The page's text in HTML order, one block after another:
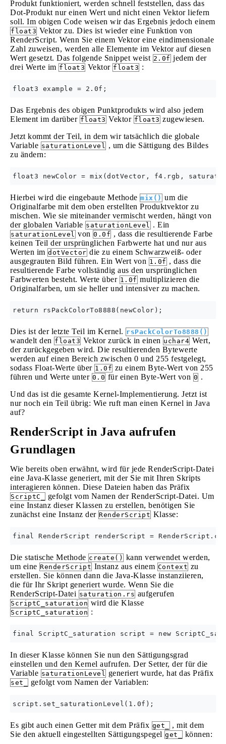
Produkt funktioniert, werden schnell feststellen, dass das
Dot-Produkt nur einen Wert und nicht einen Vektor liefern
soll. Im obigen Code weisen wir das Ergebnis jedoch einem
float3 Vektor zu. Dies ist wieder eine Funktion von
RenderScript. Wenn Sie einem Vektor eine eindimensionale
Zahl zuweisen, werden alle Elemente im Vektor auf diesen
Wert gesetzt. Das folgende Snippet weist 2.0f jedem der
drei Werte im float3 Vektor float3 :
Das Ergebnis des obigen Punktprodukts wird also jedem
Element im darüber float3 Vektor float3 zugewiesen.
Jetzt kommt der Teil, in dem wir tatsächlich die globale
Variable saturationLevel , um die Sättigung des Bildes
zu ändern:
Hierbei wird die eingebaute Methode mix() um die
Originalfarbe mit dem oben erstellten Produktvektor zu
mischen. Wie sie miteinander vermischt werden, hängt von
der globalen Variable saturationLevel . Ein
saturationLevel von 0.0f , dass die resultierende Farbe
keinen Teil der ursprünglichen Farbwerte hat und nur aus
Werten im dotVector die zu einem Schwarzweiß- oder
ausgegrauten Bild führen. Ein Wert von 1.0f , dass die
resultierende Farbe vollständig aus den ursprünglichen
Farbwerten besteht. Werte über 1.0f multiplizieren die
Originalfarben, um sie heller und intensiver zu machen.
Dies ist der letzte Teil im Kernel. rsPackColorTo8888()
wandelt den float3 Vektor zurück in einen uchar4 Wert,
der zurückgegeben wird. Die resultierenden Bytewerte
werden auf einen Bereich zwischen 0 und 255 festgelegt,
sodass Float-Werte über 1.0f zu einem Byte-Wert von 255
führen und Werte unter 0.0 für einen Byte-Wert von 0 .
Und das ist die gesamte Kernel-Implementierung. Jetzt ist
nur noch ein Teil übrig: Wie ruft man einen Kernel in Java
auf?
RenderScript in Java aufrufen
Grundlagen
Wie bereits oben erwähnt, wird für jede RenderScript-Datei
eine Java-Klasse generiert, mit der Sie mit Ihren Skripts
interagieren können. Diese Dateien haben das Präfix
ScriptC_
gefolgt vom Namen der RenderScript-Datei. Um
eine Instanz dieser Klassen zu erstellen, benötigen Sie
zunächst eine Instanz der RenderScript Klasse:
Die statische Methode create() kann verwendet werden,
um eine RenderScript Instanz aus einem Context zu
erstellen. Sie können dann die Java-Klasse instanziieren,
die für Ihr Skript generiert wurde. Wenn Sie die
RenderScript-Datei saturation.rs aufgerufen
ScriptC_saturation wird die Klasse
ScriptC_saturation :
In dieser Klasse können Sie nun den Sättigungsgrad
einstellen und den Kernel aufrufen. Der Setter, der für die
Variable saturationLevel generiert wurde, hat das Präfix
set_ gefolgt vom Namen der Variablen:
Es gibt auch einen Getter mit dem Präfix get_
, mit dem
Sie den aktuell eingestellten Sättigungspegel get_ können: